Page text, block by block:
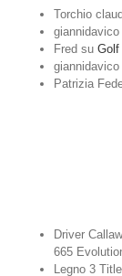
Torchio
giannidavico
Fred suGolf
giannidavico
Patrizia
Driver
665
Legno 3